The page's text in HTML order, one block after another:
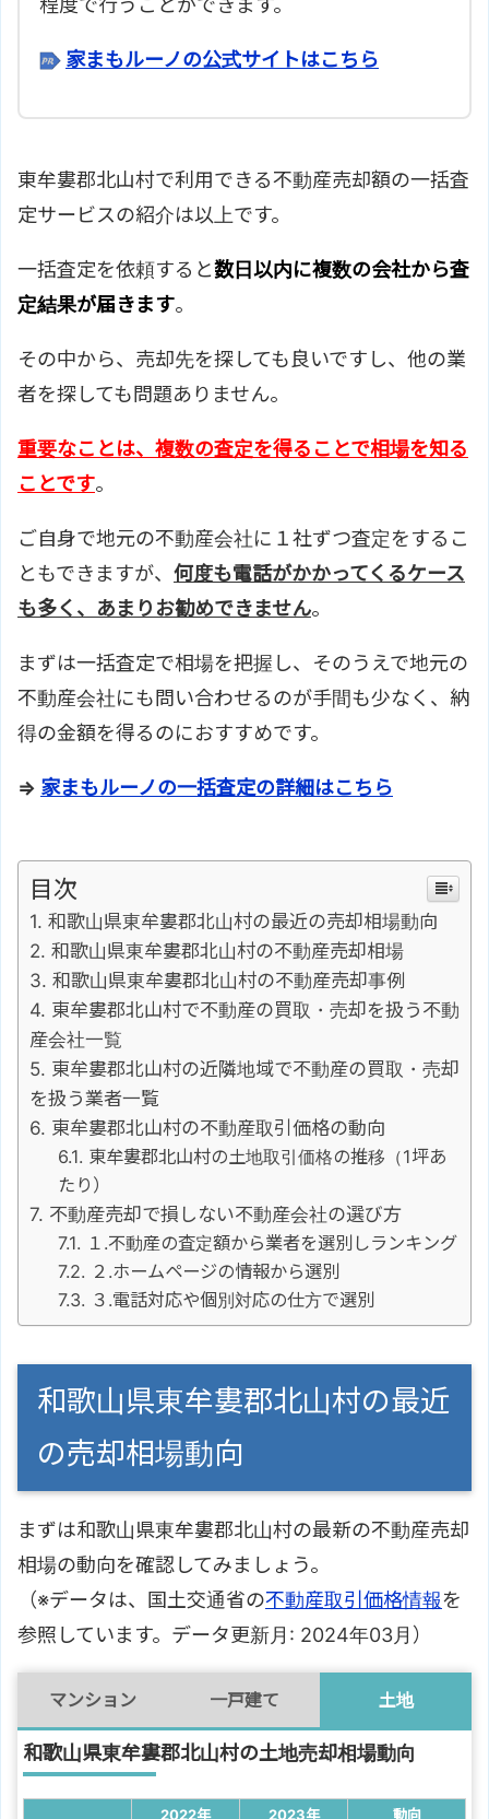
程度で行うことができます。
家まもルーノの公式サイトはこちら
東牟婁郡北山村で利用できる不動産売却額の一括査
定サービスの紹介は以上です。
一括査定を依頼すると数日以内に複数の会社から査
定結果が届きます。
その中から、売却先を探しても良いですし、他の業
者を探しても問題ありません。
重要なことは、複数の査定を得ることで相場を知る
ことです。
ご自身で地元の不動産会社に１社ずつ査定をするこ
ともできますが、 何度も電話がかかってくるケース
も多く、あまりお勧めできません。
まずは一括査定で相場を把握し、そのうえで地元の
不動産会社にも問い合わせるのが手間も少なく、納
得の金額を得るのにおすすめです。
⇒ 家まもルーノの一括査定の詳細はこちら
目次
和歌山県東牟婁郡北山村の最近の売却相場動向
和歌山県東牟婁郡北山村の不動産売却相場
和歌山県東牟婁郡北山村の不動産売却事例
東牟婁郡北山村で不動産の買取・売却を扱う不動
産会社一覧
東牟婁郡北山村の近隣地域で不動産の買取・売却
を扱う業者一覧
東牟婁郡北山村の不動産取引価格の動向
東牟婁郡北山村の土地取引価格の推移（1坪あ
たり）
不動産売却で損しない不動産会社の選び方
１.不動産の査定額から業者を選別しランキング
２.ホームページの情報から選別
３.電話対応や個別対応の仕方で選別
和歌山県東牟婁郡北山村の最近
の売却相場動向
まずは和歌山県東牟婁郡北山村の最新の不動産売却
相場の動向を確認してみましょう。
（※データは、国土交通省の不動産取引価格情報を
参照しています。データ更新月: 2024年03月）
マンション 一戸建て 土地
和歌山県東牟婁郡北山村の土地売却相場動向
2022年 2023年
動向